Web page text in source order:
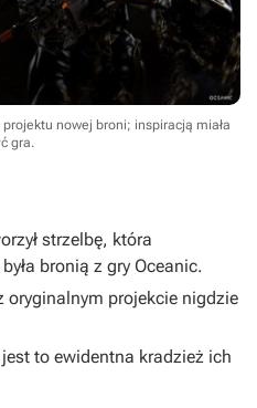
nowej broni; inspiracją miała
gra.
strzelbę, która
bronią z gry Oceanic.
oryginalnym projekcie nigdzie
to ewidentna kradzież ich